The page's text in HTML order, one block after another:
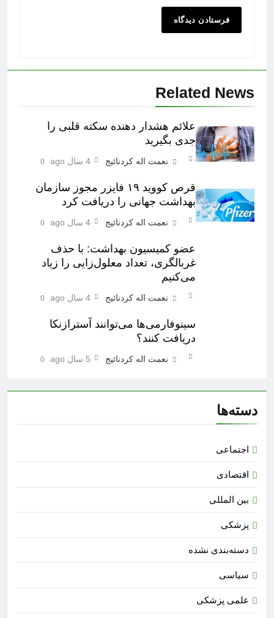
Related News
علائم هشدار دهنده سکته قلبی را
جدی بگیرید
نعمت اله کردنائیج 4 سال ago 0
قرص کووید ۱۹ فایزر مجوز سازمان
بهداشت جهانی را دریافت کرد
نعمت اله کردنائیج 4 سال ago 0
عضو کمیسیون بهداشت: با حذف
غربالگری، تعداد معلول‌زایی را زیاد
می‌کنیم
نعمت اله کردنائیج 4 سال ago 0
سینوفارمی‌ها می‌توانند آسترازنکا
دریافت کنند؟
نعمت اله کردنائیج 5 سال ago 0
دسته‌ها
اجتماعی
اقتصادی
بین المللی
پزشکی
دسته‌بندی نشده
سیاسی
علمی پزشکی